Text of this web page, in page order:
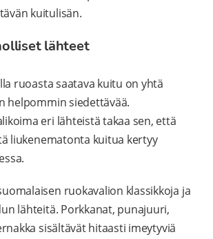
kuitulisän.
lähteet
ruoasta saatava kuitu on yhtä
helpommin siedettävää.
eri lähteistä takaa sen, että
liukenematonta kuitua kertyy
ruokavalion klassikkoja ja
lähteitä. Porkkanat, punajuuri,
sisältävät hitaasti imeytyviä